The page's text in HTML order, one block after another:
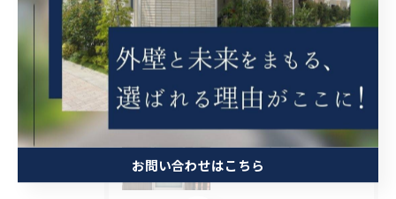
2026/08/06
お問い合わせはこちら